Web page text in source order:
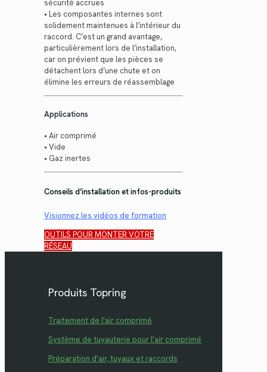
sécurité accrues
• Les composantes internes sont
solidement maintenues à l’intérieur du
raccord. C’est un grand avantage,
particulièrement lors de l’installation,
car on prévient que les pièces se
détachent lors d’une chute et on
élimine les erreurs de réassemblage
Applications
• Air comprimé
• Vide
• Gaz inertes
Conseils d’installation et infos-produits
Visionnez les vidéos de formation
OUTILS POUR MONTER VOTRE
RÉSEAU
Produits Topring
Traitement de l'air comprimé
Système de tuyauterie pour l'air comprimé
Préparation d'air, tuyaux et raccords